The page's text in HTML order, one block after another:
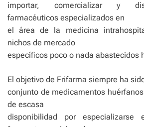
importar, comercializar y
farmacéuticos especializados en
el área de la medicina
nichos de mercado
específicos poco o nada abastecidos
El objetivo de Frifarma siempre ha
conjunto de medicamentos
de escasa
disponibilidad por especializarse